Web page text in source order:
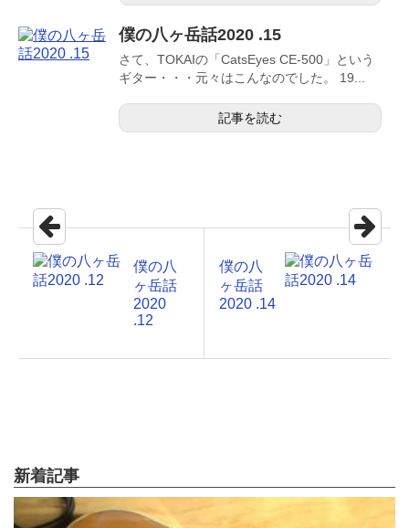
僕の八ヶ岳話2020 .15
さて、TOKAIの「CatsEyes CE-500」という
ギター・・・元々はこんなのでした。 19...
記事を読む
僕の八
ヶ岳話
2020
.12
僕の八
ヶ岳話
2020 .14
新着記事